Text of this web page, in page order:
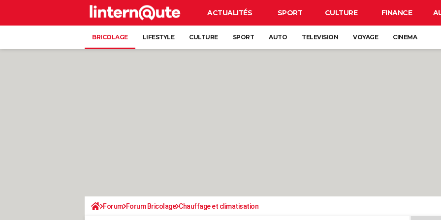
ACTUALITÉS SPORT CULTURE FINANCE
BRICOLAGE LIFESTYLE CULTURE SPORT AUTO TELEVISION VOYAGE CINEMA
Forum Forum Bricolage Chauffage et climatisation